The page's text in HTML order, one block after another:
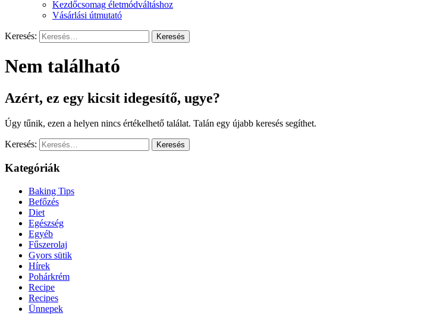
Kezdőcsomag életmódváltáshoz
Vásárlási útmutató
Keresés:
Nem található
Azért, ez egy kicsit idegesítő, ugye?
Úgy tűnik, ezen a helyen nincs értékelhető találat. Talán egy újabb keresés segíthet.
Keresés:
Kategóriák
Baking Tips
Befőzés
Diet
Egészség
Egyéb
Fűszerolaj
Gyors sütik
Hírek
Pohárkrém
Recipe
Recipes
Ünnepek